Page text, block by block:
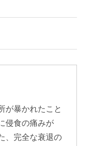
が暴かれたこと
侵食の痛みが
、完全な衰退の